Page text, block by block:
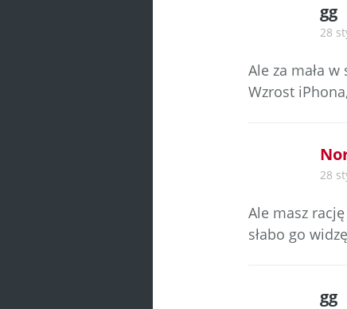
gg
28
Ale za mała
Wzrost
28
Ale masz
słabo go
gg